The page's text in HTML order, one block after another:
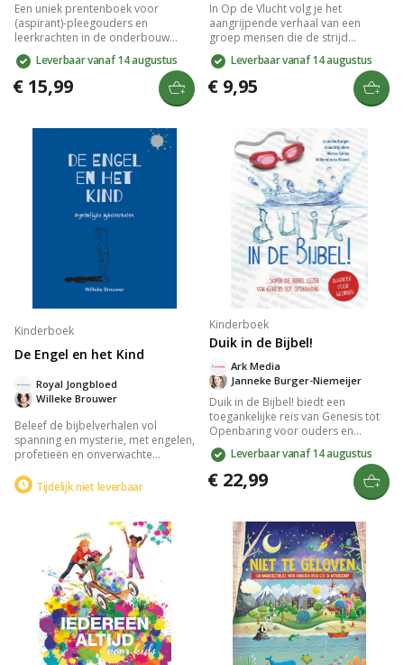
Een uniek prentenboek voor
(aspirant)-pleegouders en
leerkrachten in de onderbouw
over het leven van pleegkinderen.
Met alledaagse metaforen en open
vragen helpt dit boek kinderen van
4-7 jaar om hun identiteit en
loyaliteit te verkennen. Geschreven
Leverbaar vanaf 14 augustus
€ 15,99
In Op de Vlucht volg je het
aangrijpende verhaal van een
groep mensen die de strijd
aangaan voor vrijheid.
Geconfronteerd met onmenselijke
situaties, worden hun hoop en
moed op de proef gesteld. Dit
om te overleven. Een krachtige
roman die je raakt en aan het
denken zet.
Leverbaar vanaf 14 augustus
€ 9,95
Kinderboek
De Engel en het Kind
Willeke Brouwer
Royal Jongbloed
Beleef de bijbelverhalen vol
spanning en mysterie, met engelen,
profetieën en onverwachte
onderzoekt hoe het is om in tijden
van de Romeinse overheersing te
hun avonturen. Duik in de wereld
van de Bijbel en ervaar twijfels en
Tijdelijk niet leverbaar
Kinderboek
Duik in de Bijbel!
Janneke Burger-Niemeijer
Ark Media
Duik in de Bijbel! biedt een
toegankelijke reis van Genesis tot
Openbaring voor ouders en
kinderen. Met uitleg, praktische
toepassingen en opdrachten,
begeleid je kleintjes in het
ontdekken van Gods trouw en
liefde. Geschreven door experts in
een diepere band met de Bijbel
binnen het gezin.
Leverbaar vanaf 14 augustus
€ 22,99